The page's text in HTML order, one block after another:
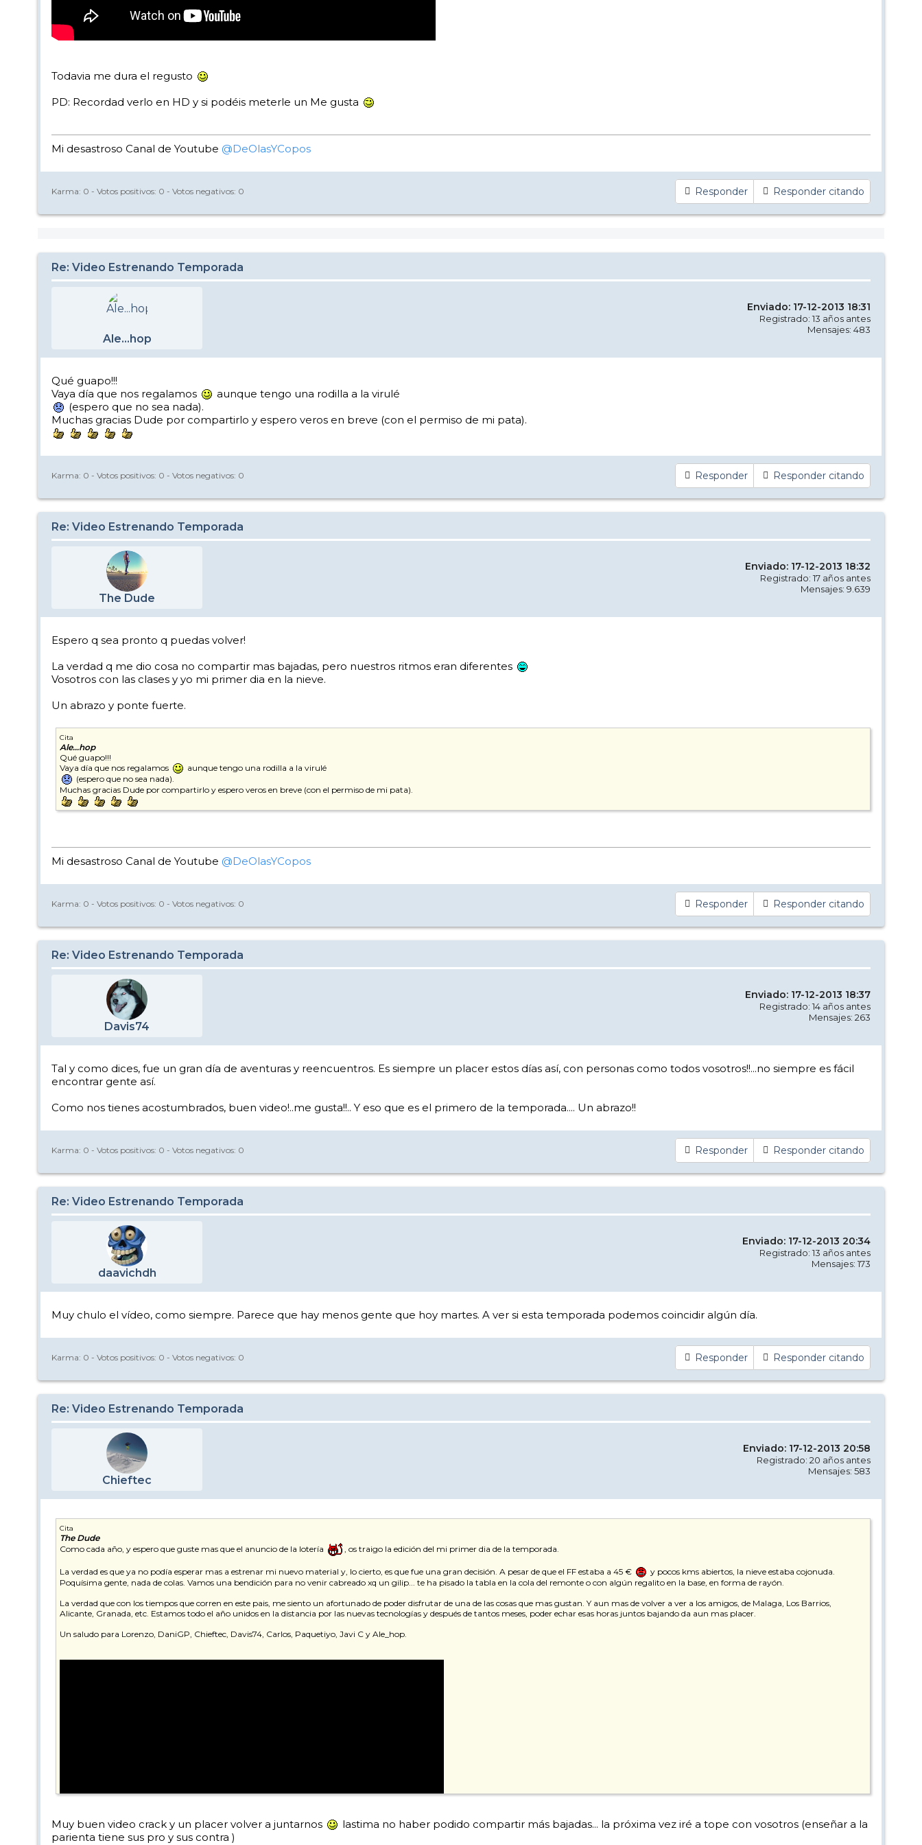
Todavia me dura el regusto
PD: Recordad verlo en HD y si podéis meterle un Me gusta
Mi desastroso Canal de Youtube @DeOlasYCopos
Responder Responder citando
Karma: 0 - Votos positivos: 0 - Votos negativos: 0
Re: Video Estrenando Temporada
Ale...hop
Enviado: 17-12-2013 18:31
Registrado: 13 años antes
Mensajes: 483
Qué guapo!!!
Vaya día que nos regalamos
aunque tengo una rodilla a la virulé
(espero que no sea nada).
Muchas gracias Dude por compartirlo y espero veros en breve (con el permiso de mi pata).
Responder Responder citando
Karma: 0 - Votos positivos: 0 - Votos negativos: 0
Re: Video Estrenando Temporada
The Dude
Enviado: 17-12-2013 18:32
Registrado: 17 años antes
Mensajes: 9.639
Espero q sea pronto q puedas volver!
La verdad q me dio cosa no compartir mas bajadas, pero nuestros ritmos eran diferentes
Vosotros con las clases y yo mi primer dia en la nieve.
Un abrazo y ponte fuerte.
Cita
Ale...hop
Qué guapo!!!
Vaya día que nos regalamos
aunque tengo una rodilla a la virulé
(espero que no sea nada).
Muchas gracias Dude por compartirlo y espero veros en breve (con el permiso de mi pata).
Mi desastroso Canal de Youtube @DeOlasYCopos
Responder Responder citando
Karma: 0 - Votos positivos: 0 - Votos negativos: 0
Re: Video Estrenando Temporada
Davis74
Enviado: 17-12-2013 18:37
Registrado: 14 años antes
Mensajes: 263
Tal y como dices, fue un gran día de aventuras y reencuentros. Es siempre un placer estos días así, con personas como todos vosotros!!...no siempre es fácil
encontrar gente así.
Como nos tienes acostumbrados, buen video!..me gusta!!.. Y eso que es el primero de la temporada.... Un abrazo!!
Responder Responder citando
Karma: 0 - Votos positivos: 0 - Votos negativos: 0
Re: Video Estrenando Temporada
daavichdh
Enviado: 17-12-2013 20:34
Registrado: 13 años antes
Mensajes: 173
Muy chulo el vídeo, como siempre. Parece que hay menos gente que hoy martes. A ver si esta temporada podemos coincidir algún día.
Responder Responder citando
Karma: 0 - Votos positivos: 0 - Votos negativos: 0
Re: Video Estrenando Temporada
Chieftec
Enviado: 17-12-2013 20:58
Registrado: 20 años antes
Mensajes: 583
Cita
The Dude
Como cada año, y espero que guste mas que el anuncio de la lotería
, os traigo la edición del mi primer dia de la temporada.
La verdad es que ya no podía esperar mas a estrenar mi nuevo material y, lo cierto, es que fue una gran decisión. A pesar de que el FF estaba a 45 €
y pocos kms abiertos, la nieve estaba cojonuda.
Poquísima gente, nada de colas. Vamos una bendición para no venir cabreado xq un gilip... te ha pisado la tabla en la cola del remonte o con algún regalito en la base, en forma de rayón.
La verdad que con los tiempos que corren en este pais, me siento un afortunado de poder disfrutar de una de las cosas que mas gustan. Y aun mas de volver a ver a los amigos, de Malaga, Los Barrios,
Alicante, Granada, etc. Estamos todo el año unidos en la distancia por las nuevas tecnologías y después de tantos meses, poder echar esas horas juntos bajando da aun mas placer.
Un saludo para Lorenzo, DaniGP, Chieftec, Davis74, Carlos, Paquetiyo, Javi C y Ale_hop.
Muy buen video crack y un placer volver a juntarnos
lastima no haber podido compartir más bajadas... la próxima vez iré a tope con vosotros (enseñar a la
parienta tiene sus pro y sus contra )